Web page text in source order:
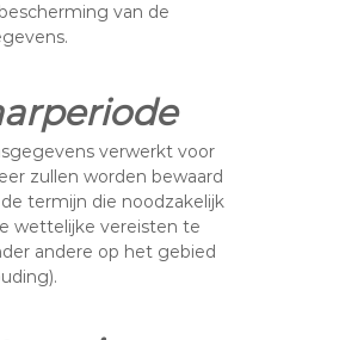
van de
verwerkt voor
zullen worden bewaard
termijn die noodzakelijk
wettelijke vereisten te
andere op het gebied